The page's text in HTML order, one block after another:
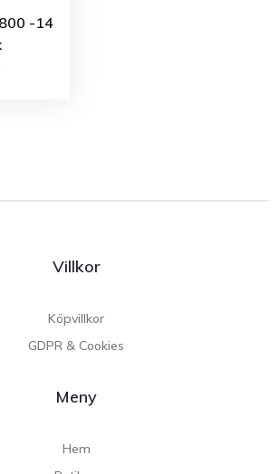
-14
Villkor
Köpvillkor
GDPR & Cookies
Meny
Hem